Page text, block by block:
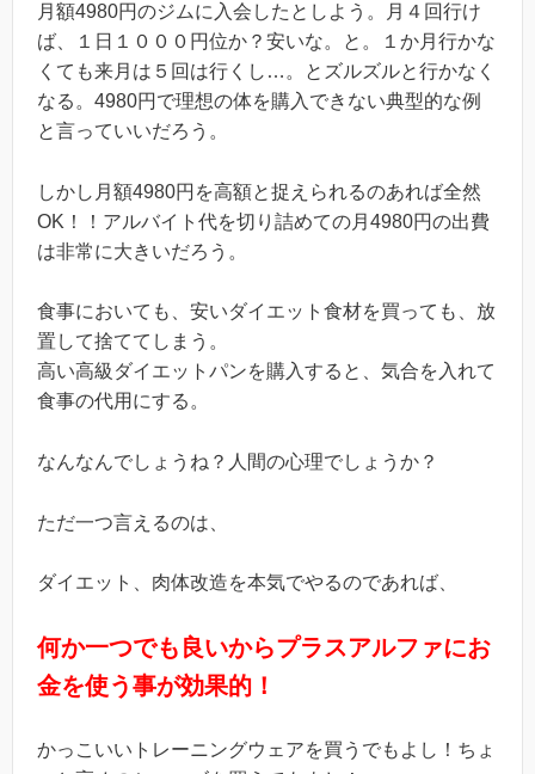
月額4980円のジムに入会したとしよう。月４回行け
ば、１日１０００円位か？安いな。と。１か月行かな
くても来月は５回は行くし…。とズルズルと行かなく
なる。4980円で理想の体を購入できない典型的な例
と言っていいだろう。
しかし月額4980円を高額と捉えられるのあれば全然
OK！！アルバイト代を切り詰めての月4980円の出費
は非常に大きいだろう。
食事においても、安いダイエット食材を買っても、放
置して捨ててしまう。
高い高級ダイエットパンを購入すると、気合を入れて
食事の代用にする。
なんなんでしょうね？人間の心理でしょうか？
ただ一つ言えるのは、
ダイエット、肉体改造を本気でやるのであれば、
何か一つでも良いからプラスアルファにお
金を使う事が効果的！
かっこいいトレーニングウェアを買うでもよし！ちょ